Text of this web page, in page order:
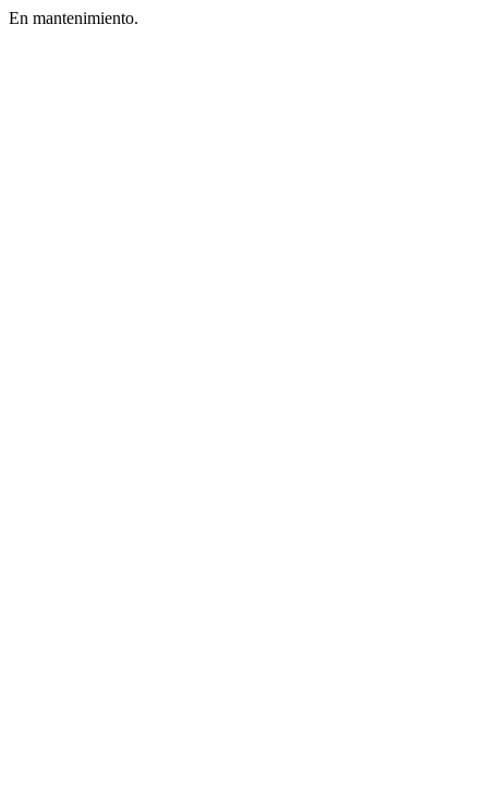
En mantenimiento.